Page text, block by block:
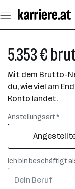
Seiteninhalt
springen
5.353 €
Mit dem Brutto-
du, wie viel am
Konto landet.
Anstellungsart *
Ich bin beschäftigt